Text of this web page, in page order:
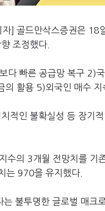
자] 골드만삭스증권은 18
조정했다.
다 빠른 공급망 복구 2)
의 활용 5)외국인 매수 지
적인 불확실성 등 장기
수의 3개월 전망치를
는 970을 유지했다.
는 불투명한 글로벌 매